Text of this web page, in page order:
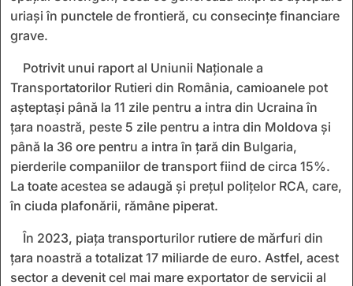
uriaşi în punctele de frontieră, cu consecințe financiare
grave.
Potrivit unui raport al Uniunii Naţionale a
Transportatorilor Rutieri din România, camioanele pot
aşteptaşi până la 11 zile pentru a intra din Ucraina în
ţara noastră, peste 5 zile pentru a intra din Moldova și
până la 36 ore pentru a intra în țară din Bulgaria,
pierderile companiilor de transport fiind de circa 15%.
La toate acestea se adaugă şi preţul poliţelor RCA, care,
în ciuda plafonării, rămâne piperat.
În 2023, piața transporturilor rutiere de mărfuri din
țara noastră a totalizat 17 miliarde de euro. Astfel, acest
sector a devenit cel mai mare exportator de servicii al